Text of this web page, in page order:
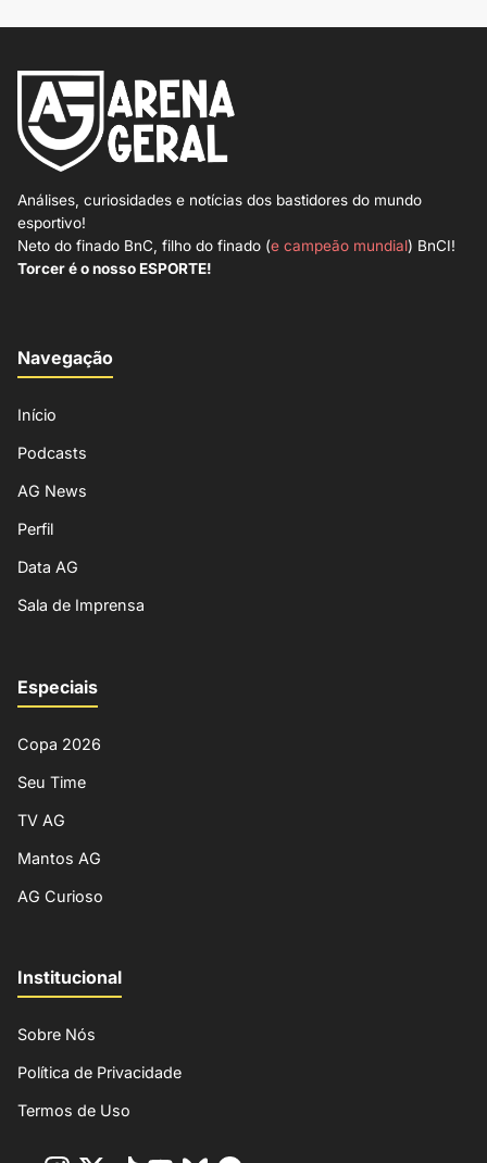
Análises, curiosidades e notícias dos bastidores do mundo
esportivo!
Neto do finado BnC, filho do finado (e campeão mundial) BnCI!
Torcer é o nosso ESPORTE!
Navegação
Início
Podcasts
AG News
Perfil
Data AG
Sala de Imprensa
Especiais
Copa 2026
Seu Time
TV AG
Mantos AG
AG Curioso
Institucional
Sobre Nós
Política de Privacidade
Termos de Uso